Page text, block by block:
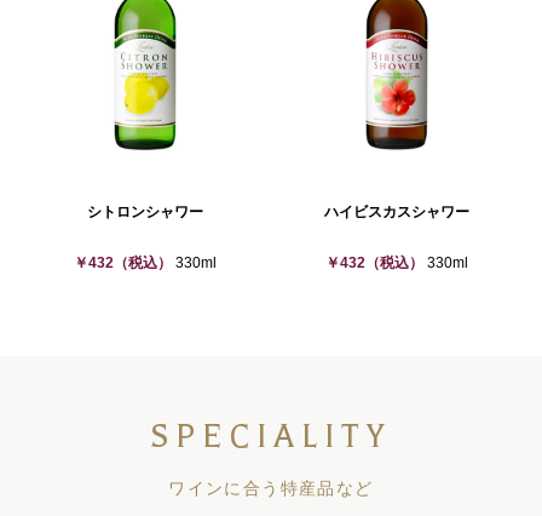
シトロンシャワー​
￥432 （税込） 330ml
ハイビスカスシャワー
￥432 （税込） 330ml
SPECIALITY
ワインに合う特産品など